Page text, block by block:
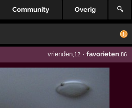
Community Overig 🔍
vrienden,12· favorieten ,86